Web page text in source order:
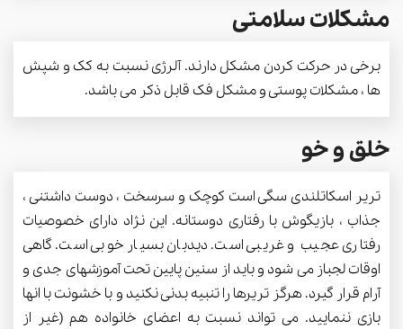
مشکلات سلامتی
برخی در حرکت کردن مشکل دارند. آلرژی نسبت به کک و شپش
ها ، مشکلات پوستی و مشکل فک قابل ذکر می باشد.
خلق و خو
تریر اسکاتلندی سگی است کوچک و سرسخت ، دوست داشتنی ،
جذاب ، بازیگوش با رفتاری دوستانه. این نژاد دارای خصوصیات
رفتاری عجیب و غریبی است. دیدبان بسیار خوبی است. گاهی
اوقات لجباز می شود و باید از سنین پایین تحت آموزشهای جدی و
آرام قرار گیرد. هرگز تریرها را تنبیه بدنی نکنید و با خشونت با انها
بازی ننمایید. می تواند نسبت به اعضای خانواده هم (غیر از